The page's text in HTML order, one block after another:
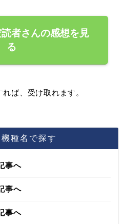
者さんの感想を見
る
ば、受け取れます。
種名で探す
事へ
事へ
事へ